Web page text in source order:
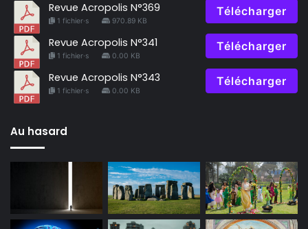
Revue Acropolis N°369
1 fichier·s 970.89 KB
Télécharger
Revue Acropolis N°341
1 fichier·s 0.00 KB
Télécharger
Revue Acropolis N°343
1 fichier·s 0.00 KB
Télécharger
Au hasard